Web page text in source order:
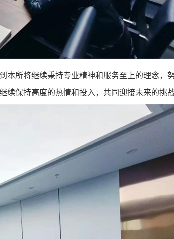
本所将继续秉持专业精神和服务至上的理念，
续保持高度的热情和投入，共同迎接未来的挑战